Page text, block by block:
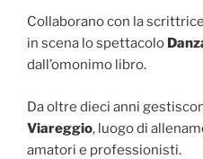
Collaborano con la scrittrice
in scena lo spettacolo
dall’omonimo libro.
Da oltre dieci anni
Viareggio, luogo di
amatori e professionisti.